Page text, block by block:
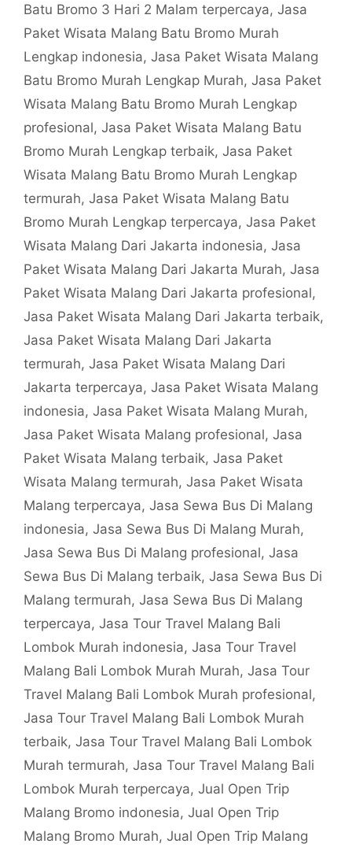
Batu Bromo 3 Hari 2 Malam terpercaya, Jasa
Paket Wisata Malang Batu Bromo Murah
Lengkap indonesia, Jasa Paket Wisata Malang
Batu Bromo Murah Lengkap Murah, Jasa Paket
Wisata Malang Batu Bromo Murah Lengkap
profesional, Jasa Paket Wisata Malang Batu
Bromo Murah Lengkap terbaik, Jasa Paket
Wisata Malang Batu Bromo Murah Lengkap
termurah, Jasa Paket Wisata Malang Batu
Bromo Murah Lengkap terpercaya, Jasa Paket
Wisata Malang Dari Jakarta indonesia, Jasa
Paket Wisata Malang Dari Jakarta Murah, Jasa
Paket Wisata Malang Dari Jakarta profesional,
Jasa Paket Wisata Malang Dari Jakarta terbaik,
Jasa Paket Wisata Malang Dari Jakarta
termurah, Jasa Paket Wisata Malang Dari
Jakarta terpercaya, Jasa Paket Wisata Malang
indonesia, Jasa Paket Wisata Malang Murah,
Jasa Paket Wisata Malang profesional, Jasa
Paket Wisata Malang terbaik, Jasa Paket
Wisata Malang termurah, Jasa Paket Wisata
Malang terpercaya, Jasa Sewa Bus Di Malang
indonesia, Jasa Sewa Bus Di Malang Murah,
Jasa Sewa Bus Di Malang profesional, Jasa
Sewa Bus Di Malang terbaik, Jasa Sewa Bus Di
Malang termurah, Jasa Sewa Bus Di Malang
terpercaya, Jasa Tour Travel Malang Bali
Lombok Murah indonesia, Jasa Tour Travel
Malang Bali Lombok Murah Murah, Jasa Tour
Travel Malang Bali Lombok Murah profesional,
Jasa Tour Travel Malang Bali Lombok Murah
terbaik, Jasa Tour Travel Malang Bali Lombok
Murah termurah, Jasa Tour Travel Malang Bali
Lombok Murah terpercaya, Jual Open Trip
Malang Bromo indonesia, Jual Open Trip
Malang Bromo Murah, Jual Open Trip Malang